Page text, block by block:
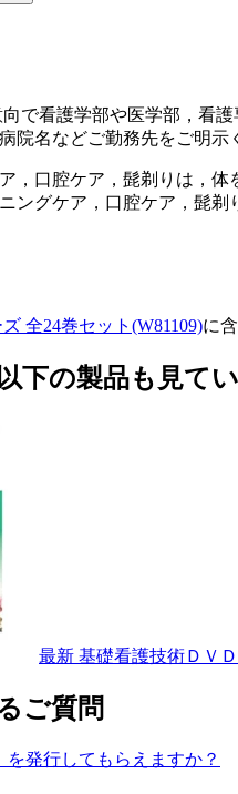
で看護学部や医学部，看
院名などご勤務先をご明
，口腔ケア，髭剃りは，
ングケア，口腔ケア，髭
全24巻セット(W81109)に
下の製品も見て
最新 基礎看護技術ＤＶ
ご質問
発行してもらえますか？